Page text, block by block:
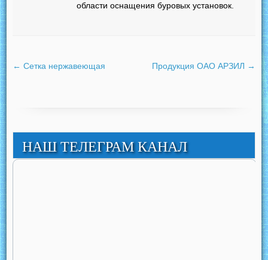
области оснащения буровых установок.
← Сетка нержавеющая Продукция ОАО АРЗИЛ →
НАШ ТЕЛЕГРАМ КАНАЛ